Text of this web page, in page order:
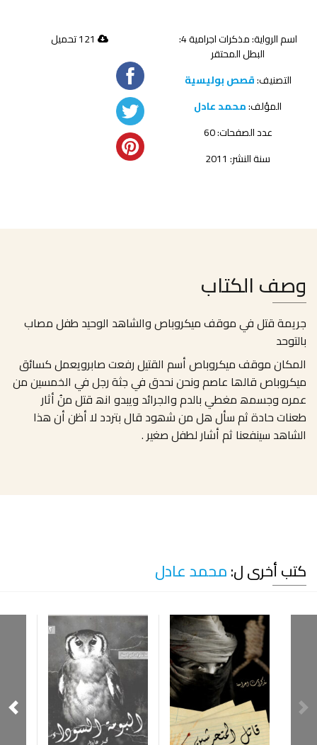
اسم الرواية: مذكرات اجرامية 4:
البطل المحتقر
التصنيف:قصص بوليسية
المؤلف:محمد عادل
عدد الصفحات: 60
سنة النشر: 2011
وصف الكتاب
جريمة قتل في موقف ميكروباص والشاهد الوحيد طفل مصاب
بالتوحد
اﻟﻤﻜﺎن ﻣﻮﻗﻒ ﻣﯿﻜﺮوﺑﺎص أﺳﻢ اﻟﻘﺘﯿﻞ رﻓﻌﺖ ﺻﺎﺑﺮوﯾﻌﻤﻞ ﻛﺴﺎﺋﻖ
ﻣﯿﻜﺮوﺑﺎص ﻗﺎﻟﮭﺎ ﻋﺎﺻﻢ وﻧﺤﻦ ﻧﺤﺪق ﻓﻲ ﺟﺜﺔ رﺟﻞ ﻓﻲ اﻟﺨﻤﺴﯿﻦ ﻣﻦ
ﻋﻤﺮه وﺟﺴﻤﮫ ﻣﻐﻄﻲ ﺑﺎﻟﺪم واﻟﺠﺮاﺋﺪ وﯾﺒﺪو اﻧﮫ ﻗﺘﻞ ﻣﻦُ أﺛﺎر
ﻃﻌﻨﺎت ﺣﺎدة ثم سأل ھﻞ ﻣﻦ ﺷﮭﻮد ﻗﺎل ﺑﺘﺮدد ﻻ أﻇﻦ أن ھﺬا
اﻟﺸﺎھﺪ ﺳﯿﻨﻔﻌﻨﺎ ﺛﻢ أﺷﺎر ﻟﻄﻔﻞ ﺻﻐﯿﺮ .
كتب أخرى ل:محمد عادل